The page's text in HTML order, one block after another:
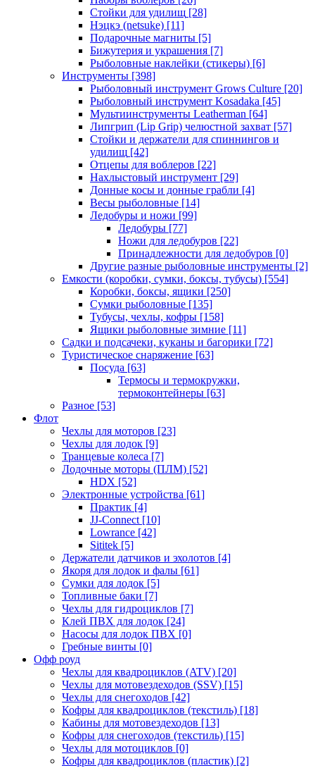
Стойки для удилищ [28]
Нэцкэ (netsuke) [11]
Подарочные магниты [5]
Бижутерия и украшения [7]
Рыболовные наклейки (стикеры) [6]
Инструменты [398]
Рыболовный инструмент Grows Culture [20]
Рыболовный инструмент Kosadaka [45]
Мультиинструменты Leatherman [64]
Липгрип (Lip Grip) челюстной захват [57]
Стойки и держатели для спиннингов и
удилищ [42]
Отцепы для воблеров [22]
Нахлыстовый инструмент [29]
Донные косы и донные грабли [4]
Весы рыболовные [14]
Ледобуры и ножи [99]
Ледобуры [77]
Ножи для ледобуров [22]
Принадлежности для ледобуров [0]
Другие разные рыболовные инструменты [2]
Емкости (коробки, сумки, боксы, тубусы) [554]
Коробки, боксы, ящики [250]
Сумки рыболовные [135]
Тубусы, чехлы, кофры [158]
Ящики рыболовные зимние [11]
Садки и подсачеки, куканы и багорики [72]
Туристическое снаряжение [63]
Посуда [63]
Термосы и термокружки,
термоконтейнеры [63]
Разное [53]
Флот
Чехлы для моторов [23]
Чехлы для лодок [9]
Транцевые колеса [7]
Лодочные моторы (ПЛМ) [52]
HDX [52]
Электронные устройства [61]
Практик [4]
JJ-Connect [10]
Lowrance [42]
Sititek [5]
Держатели датчиков и эхолотов [4]
Якоря для лодок и фалы [61]
Сумки для лодок [5]
Топливные баки [7]
Чехлы для гидроциклов [7]
Клей ПВХ для лодок [24]
Насосы для лодок ПВХ [0]
Гребные винты [0]
Офф роуд
Чехлы для квадроциклов (ATV) [20]
Чехлы для мотовездеходов (SSV) [15]
Чехлы для снегоходов [42]
Кофры для квадроциклов (текстиль) [18]
Кабины для мотовездеходов [13]
Кофры для снегоходов (текстиль) [15]
Чехлы для мотоциклов [0]
Кофры для квадроциклов (пластик) [2]